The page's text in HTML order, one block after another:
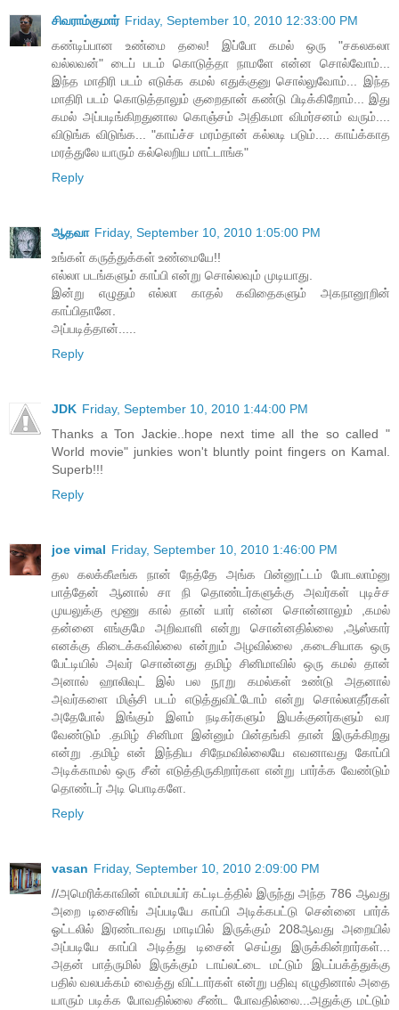
சிவராம்குமார் Friday, September 10, 2010 12:33:00 PM
கண்டிப்பான உண்மை தலை! இப்போ கமல் ஒரு "சகலகலா
வல்லவன்" டைப் படம் கொடுத்தா நாமளே என்ன சொல்வோம்...
இந்த மாதிரி படம் எடுக்க கமல் எதுக்குனு சொல்லுவோம்... இந்த
மாதிரி படம் கொடுத்தாலும் குறைதான் கண்டு பிடிக்கிறோம்... இது
கமல் அப்படிங்கிறதுனால கொஞ்சம் அதிகமா விமர்சனம் வரும்....
விடுங்க விடுங்க... "காய்ச்ச மரம்தான் கல்லடி படும்.... காய்க்காத
மரத்துலே யாரும் கல்லெறிய மாட்டாங்க"
Reply
ஆதவா Friday, September 10, 2010 1:05:00 PM
உங்கள் கருத்துக்கள் உண்மையே!!
எல்லா படங்களும் காப்பி என்று சொல்லவும் முடியாது.
இன்று எழுதும் எல்லா காதல் கவிதைகளும் அகநானூறின்
காப்பிதானே.
அப்படித்தான்.....
Reply
JDK Friday, September 10, 2010 1:44:00 PM
Thanks a Ton Jackie..hope next time all the so called "
World movie" junkies won't bluntly point fingers on Kamal.
Superb!!!
Reply
joe vimal Friday, September 10, 2010 1:46:00 PM
தல கலக்கீடீங்க நான் நேத்தே அங்க பின்னூட்டம் போடலாம்னு
பாத்தேன் ஆனால் சா நி தொண்டர்களுக்கு அவர்கள் புடிச்ச
முயலுக்கு மூணு கால் தான் யார் என்ன சொன்னாலும் ,கமல்
தன்னை எங்குமே அறிவாளி என்று சொன்னதில்லை ,ஆஸ்கார்
எனக்கு கிடைக்கவில்லை என்றும் அழவில்லை ,கடைசியாக ஒரு
பேட்டியில் அவர் சொன்னது தமிழ் சினிமாவில் ஒரு கமல் தான்
அனால் ஹாலிவுட் இல் பல நூறு கமல்கள் உண்டு அதனால்
அவர்களை மிஞ்சி படம் எடுத்துவிட்டோம் என்று சொல்லாதீர்கள்
அதேபோல் இங்கும் இளம் நடிகர்களும் இயக்குனர்களும் வர
வேண்டும் .தமிழ் சினிமா இன்னும் பின்தங்கி தான் இருக்கிறது
என்று .தமிழ் என் இந்திய சிநேமவில்லையே எவனாவது கோப்பி
அடிக்காமல் ஒரு சீன் எடுத்திருகிறார்கள என்று பார்க்க வேண்டும்
தொண்டர் அடி பொடிகளே.
Reply
vasan Friday, September 10, 2010 2:09:00 PM
//அமெரிக்காவின் எம்மபய்ர் கட்டிடத்தில் இருந்து அந்த 786 ஆவது
அறை டிசைனிங் அப்படியே காப்பி அடிக்கபட்டு சென்னை பார்க்
ஓட்டலில் இரண்டாவது மாடியில் இருக்கும் 208ஆவது அறையில்
அப்படியே காப்பி அடித்து டிசைன் செய்து இருக்கின்றார்கள்...
அதன் பாத்ருமில் இருக்கும் டாய்லட்டை மட்டும் இடப்பக்த்துக்கு
பதில் வலபக்கம் வைத்து விட்டார்கள் என்று பதிவு எழுதினால் அதை
யாரும் படிக்க போவதில்லை சீண்ட போவதில்லை...அதுக்கு மட்டும்